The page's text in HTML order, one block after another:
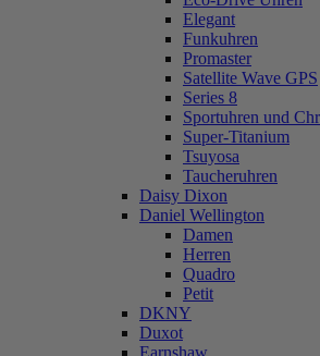
Elegant
Funkuhren
Promaster
Satellite Wave GPS
Series 8
Sportuhren und
Super-Titanium
Tsuyosa
Taucheruhren
Daisy Dixon
Daniel Wellington
Damen
Herren
Quadro
Petit
DKNY
Duxot
Earnshaw